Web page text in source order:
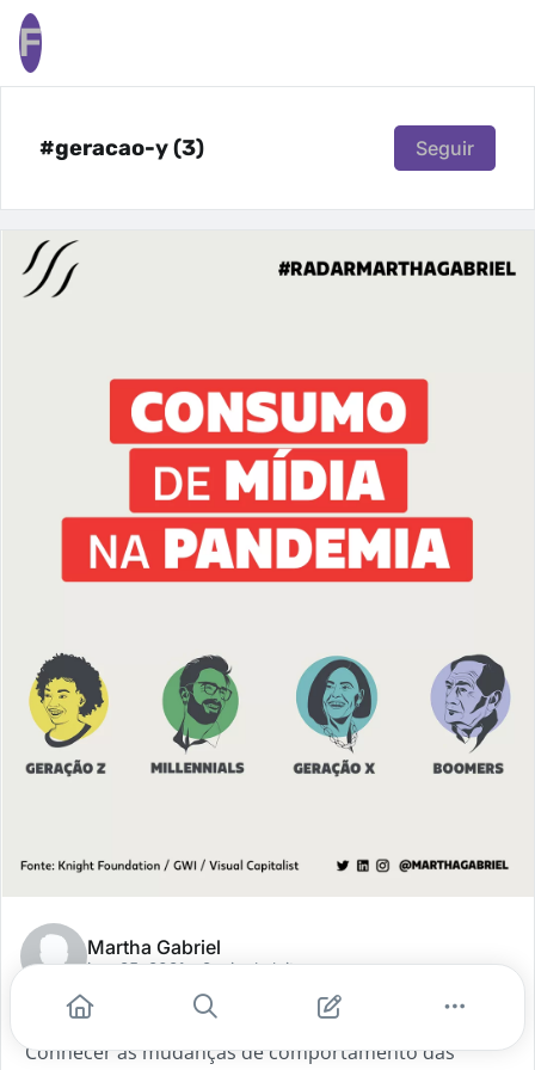
F
#geracao-y (3) Seguir
Martha Gabriel
jun. 25, 2021- 2 min de leitura
Consumo de Mídia na Pandemia
Conhecer as mudanças de comportamento das